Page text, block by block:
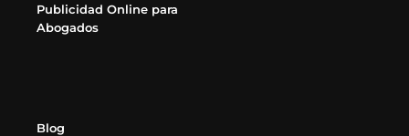
Publicidad Online para
Abogados
Blog